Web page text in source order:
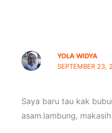
YOLA WIDYA
SEPTEMBER 23,
Saya baru tau kak
asam.lambung,